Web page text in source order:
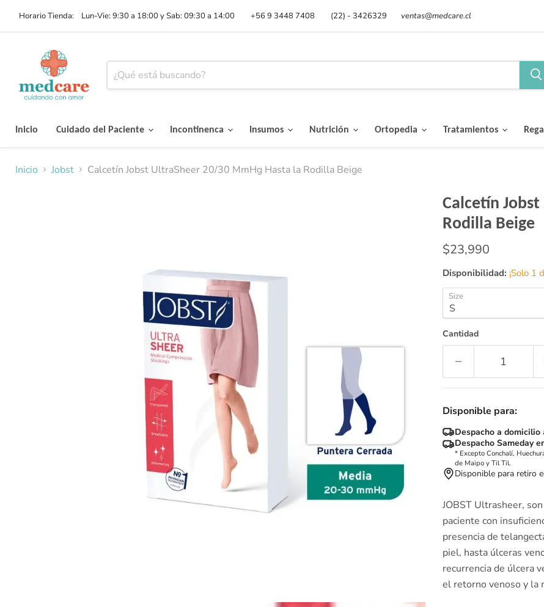
Horario Tienda: Lun-Vie: 9:30 a 18:00 y Sab: 09:30 a 14:00 +56 9 3448 7408 (22) - 3426329 ventas@medcare.cl
Inicio Cuidado del Paciente Incontinenca Insumos Nutrición Ortopedia Tratamientos
Inicio Jobst Calcetín Jobst UltraSheer 20/30 MmHg Hasta la Rodilla Beige
Calcetín
Rodilla Beige
Precio actual
$23,990
Disponibilidad: ¡Solo 1
Size
Cantidad
Disponible para:
Despacho a domicilio
Despacho Sameday
* Excepto Conchalí,
de Maipo y Til Til.
Disponible para retiro
JOBST Ultrasheer,
paciente con
presencia de
piel, hasta úlceras
recurrencia de úlcera
el retorno venoso y la